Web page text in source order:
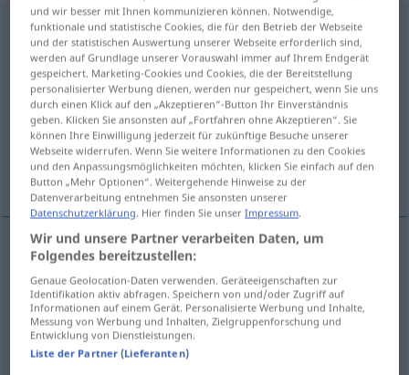
Schleifscheibe f
Übersicht aller Übersetzungen
(Für mehr Details die Übersetzung anklicken/antippen)
grinding wheel, abrasive disk
sanding disk
grinding
disc)
Schleifscheibe
sanding disk(oddisc) Schleifscheibe
und wir besser mit Ihnen kommunizieren können. Notwendige,
funktionale und statistische Cookies, die für den Betrieb der Webseite
und der statistischen Auswertung unserer Webseite erforderlich sind,
werden auf Grundlage unserer Vorauswahl immer auf Ihrem Endgerät
gespeichert. Marketing-Cookies und Cookies, die der Bereitstellung
personalisierter Werbung dienen, werden nur gespeichert, wenn Sie uns
durch einen Klick auf den „Akzeptieren“-Button Ihr Einverständnis
geben. Klicken Sie ansonsten auf „Fortfahren ohne Akzeptieren“. Sie
können Ihre Einwilligung jederzeit für zukünftige Besuche unserer
Webseite widerrufen. Wenn Sie weitere Informationen zu den Cookies
und den Anpassungsmöglichkeiten möchten, klicken Sie einfach auf den
Button „Mehr Optionen“. Weitergehende Hinweise zu der
Datenverarbeitung entnehmen Sie ansonsten unserer
Datenschutzerklärung. Hier finden Sie unserImpressum.
Wir und unsere Partner verarbeiten Daten, um
Folgendes bereitzustellen:
Genaue Geolocation-Daten verwenden. Geräteeigenschaften zur
Identifikation aktiv abfragen. Speichern von und/oder Zugriff auf
Informationen auf einem Gerät. Personalisierte Werbung und Inhalte,
Messung von Werbung und Inhalten, Zielgruppenforschung und
Entwicklung von Dienstleistungen.
Liste der Partner (Lieferanten)